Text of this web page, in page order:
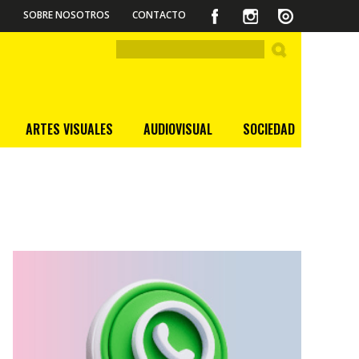
SOBRE NOSOTROS CONTACTO
ARTES VISUALES AUDIOVISUAL SOCIEDAD